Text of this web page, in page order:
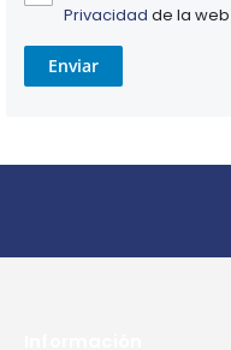
Privacidad de la
Enviar